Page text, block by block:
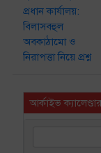
আর্কাইভ ক্যালেণ্ডার